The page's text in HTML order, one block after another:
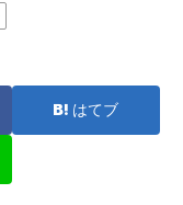
はてブ